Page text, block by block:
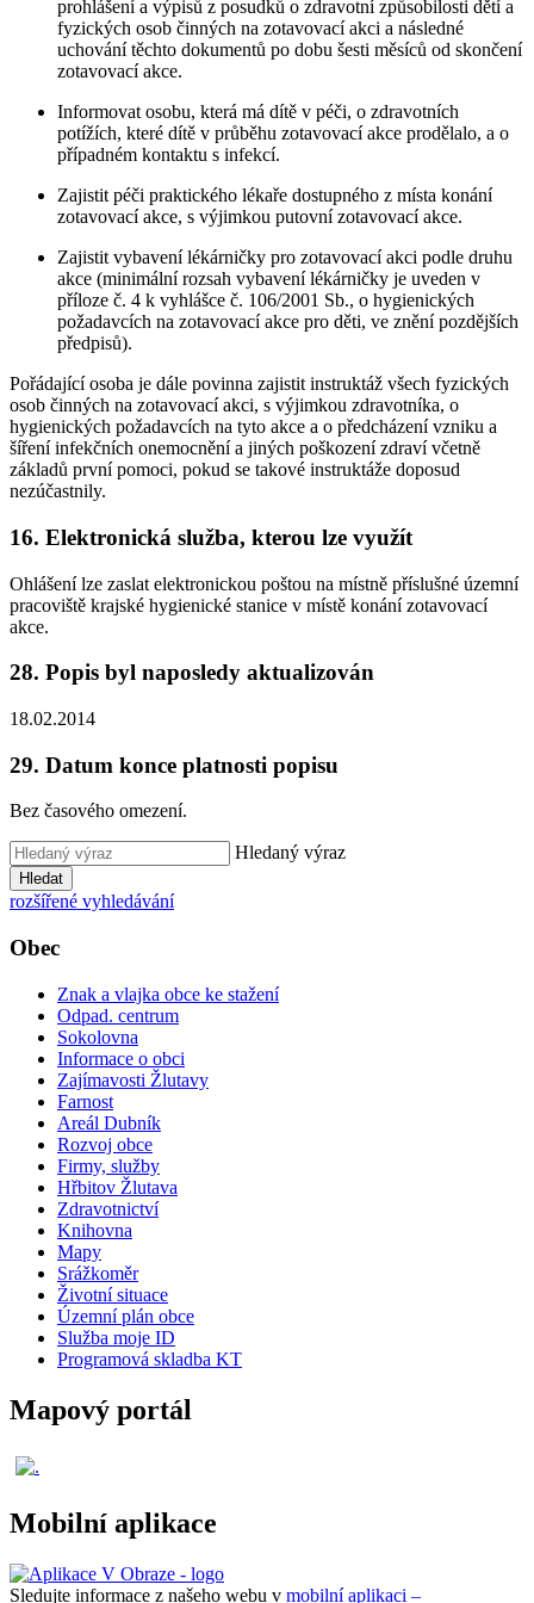
prohlášení a výpisů z posudků o zdravotní způsobilosti dětí a
fyzických osob činných na zotavovací akci a následné
uchování těchto dokumentů po dobu šesti měsíců od skončení
zotavovací akce.
Informovat osobu, která má dítě v péči, o zdravotních
potížích, které dítě v průběhu zotavovací akce prodělalo, a o
případném kontaktu s infekcí.
Zajistit péči praktického lékaře dostupného z místa konání
zotavovací akce, s výjimkou putovní zotavovací akce.
Zajistit vybavení lékárničky pro zotavovací akci podle druhu
akce (minimální rozsah vybavení lékárničky je uveden v
příloze č. 4 k vyhlášce č. 106/2001 Sb., o hygienických
požadavcích na zotavovací akce pro děti, ve znění pozdějších
předpisů).
Pořádající osoba je dále povinna zajistit instruktáž všech fyzických
osob činných na zotavovací akci, s výjimkou zdravotníka, o
hygienických požadavcích na tyto akce a o předcházení vzniku a
šíření infekčních onemocnění a jiných poškození zdraví včetně
základů první pomoci, pokud se takové instruktáže doposud
nezúčastnily.
16. Elektronická služba, kterou lze využít
Ohlášení lze zaslat elektronickou poštou na místně příslušné územní
pracoviště krajské hygienické stanice v místě konání zotavovací
akce.
28. Popis byl naposledy aktualizován
18.02.2014
29. Datum konce platnosti popisu
Bez časového omezení.
Hledaný výraz
Hledat
rozšířené vyhledávání
Obec
Znak a vlajka obce ke stažení
Odpad. centrum
Sokolovna
Informace o obci
Zajímavosti Žlutavy
Farnost
Areál Dubník
Rozvoj obce
Firmy, služby
Hřbitov Žlutava
Zdravotnictví
Knihovna
Mapy
Srážkoměr
Životní situace
Územní plán obce
Služba moje ID
Programová skladba KT
Mapový portál
Mobilní aplikace
Sledujte informace z našeho webu v mobilní aplikaci –